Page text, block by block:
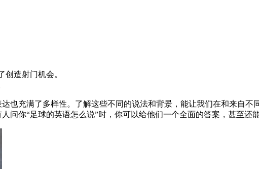
创造射门机会。
也充满了多样性。了解这些不同的说法和背景，能让我们在和来自
问你“足球的英语怎么说”时，你可以给他们一个全面的答案，甚至还